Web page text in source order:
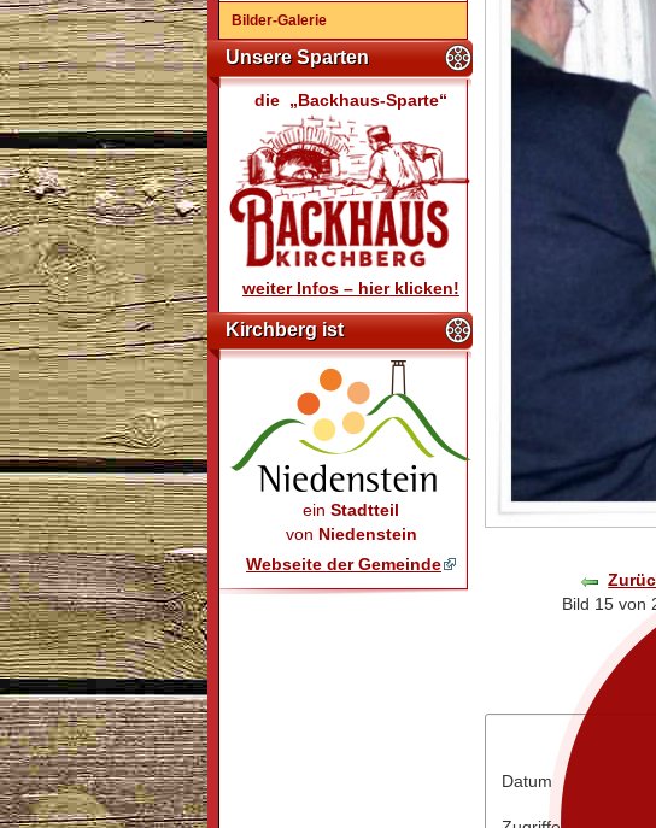
Bilder-Galerie
Unsere Sparten
die „Backhaus-Sparte“
weiter Infos – hier klicken!
Kirchberg ist
ein Stadtteil
von Niedenstein
Webseite der Gemeinde
Bild 15 von
Datum